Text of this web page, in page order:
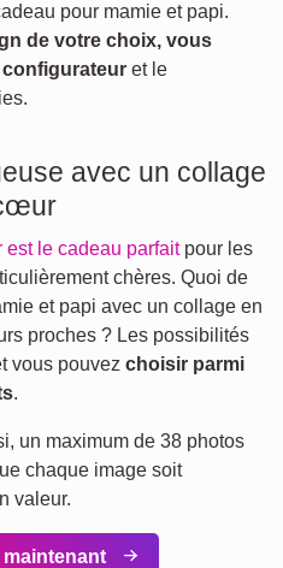
pour mamie et papi.
de votre choix, vous
et le
avec un collage
le cadeau parfaitpour les
chères. Quoi de
et papi avec un collage en
proches ? Les possibilités
vous pouvez choisir parmi
.
un maximum de 38 photos
chaque image soit
valeur.